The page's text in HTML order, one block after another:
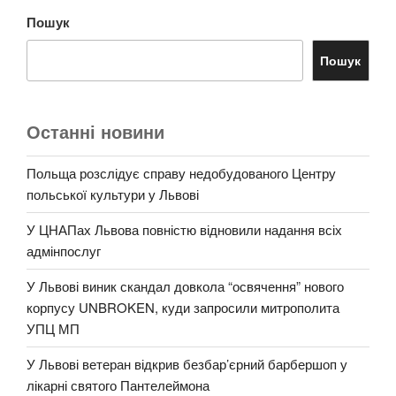
Пошук
Пошук
Останні новини
Польща розслідує справу недобудованого Центру
польської культури у Львові
У ЦНАПах Львова повністю відновили надання всіх
адмінпослуг
У Львові виник скандал довкола “освячення” нового
корпусу UNBROKEN, куди запросили митрополита
УПЦ МП
У Львові ветеран відкрив безбар’єрний барбершоп у
лікарні святого Пантелеймона